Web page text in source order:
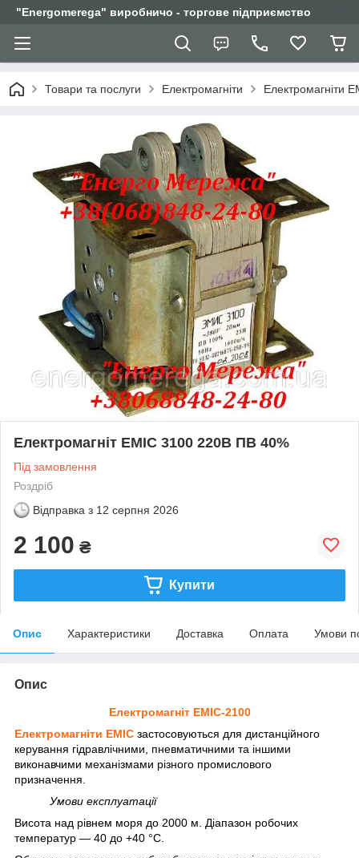
"Еnergomerega" виробничо - торгове підприємство
Товари та послуги Електромагніти Електромагніти
Електромагніт ЕМІС 3100 220В ПВ 40%
Під замовлення
Роздріб
Відправка з 12 серпня 2026
2 100 ₴
Купити
Опис Характеристики Доставка Оплата Умови
Опис
Електромагніт ЕМІС-2100
Електромагніти ЕМІС застосовуються для дистанційного
керування гідравлічними, пневматичними та іншими
виконавчими механізмами різного промислового
призначення.
Умови експлуатації
Висота над рівнем моря до 2000 м. Діапазон робочих
температур — 40 до +40 °C.